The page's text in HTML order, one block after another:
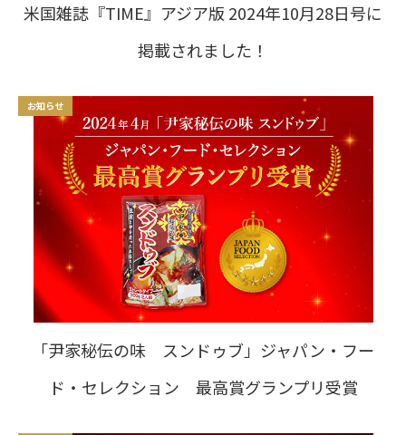
米国雑誌『TIME』アジア版 2024年10月28日号に
掲載されました！
お知らせ
「尹家秘伝の味 スンドゥブ」ジャパン・フー
ド・セレクション 最高賞グランプリ受賞